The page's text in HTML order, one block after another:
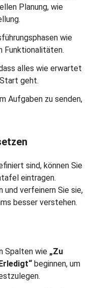
Planung, wie
wie
Funktionalitäten.
alles wie erwartet
geht.
Aufgaben zu senden,
sind, können Sie
eintragen.
und verfeinern Sie sie,
besser verstehen.
Spalten wie „Zu
beginnen, um